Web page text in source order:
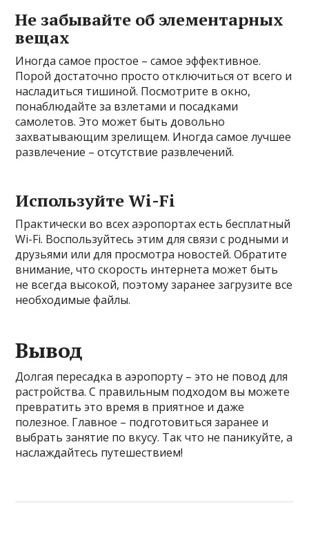
Не забывайте об элементарных
вещах
Иногда самое простое – самое эффективное.
Порой достаточно просто отключиться от всего и
насладиться тишиной. Посмотрите в окно,
понаблюдайте за взлетами и посадками
самолетов. Это может быть довольно
захватывающим зрелищем. Иногда самое лучшее
развлечение – отсутствие развлечений.
Используйте Wi-Fi
Практически во всех аэропортах есть бесплатный
Wi-Fi. Воспользуйтесь этим для связи с родными и
друзьями или для просмотра новостей. Обратите
внимание, что скорость интернета может быть
не всегда высокой, поэтому заранее загрузите все
необходимые файлы.
Вывод
Долгая пересадка в аэропорту – это не повод для
растройства. С правильным подходом вы можете
превратить это время в приятное и даже
полезное. Главное – подготовиться заранее и
выбрать занятие по вкусу. Так что не паникуйте, а
наслаждайтесь путешествием!